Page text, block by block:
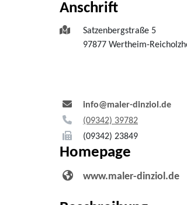
Anschrift
Satzenbergstraße 5
97877 Wertheim-
info@maler-dinziol.de
(09342) 39782
(09342) 23849
Homepage
www.maler-dinziol.de